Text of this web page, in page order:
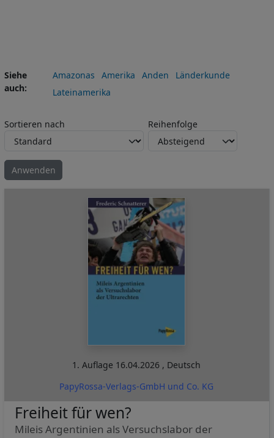
Siehe
auch
Amazonas Amerika Anden
Länderkunde
Lateinamerika
Sortieren nach Reihenfolge
1. Auflage 16.04.2026 , Deutsch
PapyRossa-Verlags-GmbH und Co. KG
Freiheit für wen?
Mileis Argentinien als Versuchslabor der